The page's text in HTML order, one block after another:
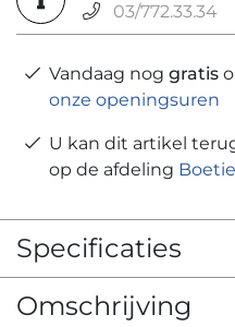
03/772.33.34
Vandaag nog gratis
onze openingsuren
U kan dit artikel
op de afdeling
Specificaties
Omschrijving